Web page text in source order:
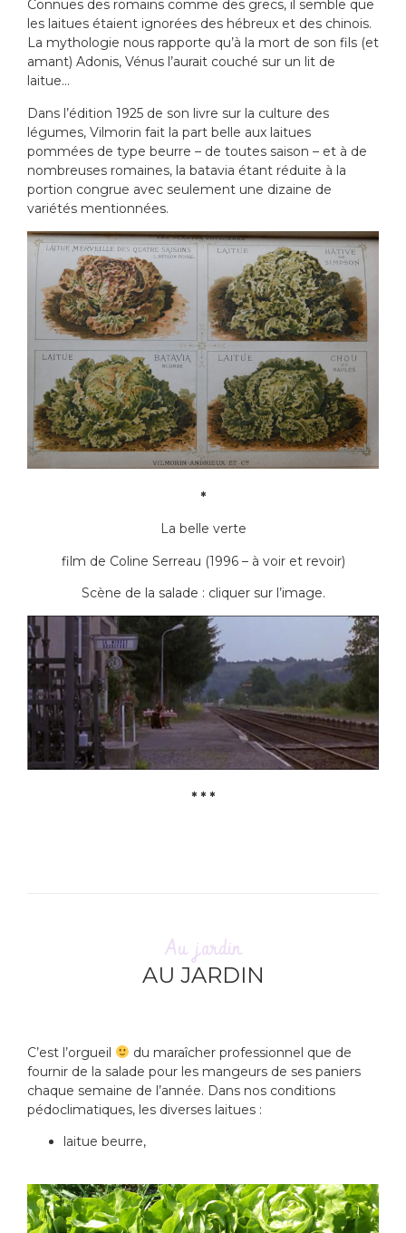
Connues des romains comme des grecs, il semble que
les laitues étaient ignorées des hébreux et des chinois.
La mythologie nous rapporte qu’à la mort de son fils (et
amant) Adonis, Vénus l’aurait couché sur un lit de
laitue…
Dans l’édition 1925 de son livre sur la culture des
légumes, Vilmorin fait la part belle aux laitues
pommées de type beurre – de toutes saison – et à de
nombreuses romaines, la batavia étant réduite à la
portion congrue avec seulement une dizaine de
variétés mentionnées.
*
La belle verte
film de Coline Serreau (1996 – à voir et revoir)
Scène de la salade : cliquer sur l’image.
* * *
Au jardin
AU JARDIN
C’est l’orgueil
du maraîcher professionnel que de
fournir de la salade pour les mangeurs de ses paniers
chaque semaine de l’année. Dans nos conditions
pédoclimatiques, les diverses laitues :
laitue beurre,